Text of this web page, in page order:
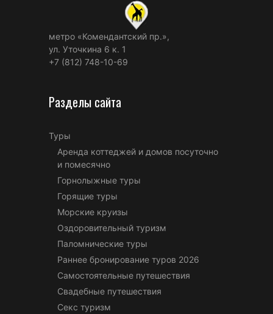
метро «Комендантский пр.»,
ул. Уточкина 6 к. 1
+7 (812) 748-10-69
Разделы сайта
Туры
Аренда коттеджей и домов посуточно
и помесячно
Горнолыжные туры
Горящие туры
Морские круизы
Оздоровительный туризм
Паломнические туры
Раннее бронирование туров 2026
Самостоятельные путешествия
Свадебные путешествия
Секс туризм